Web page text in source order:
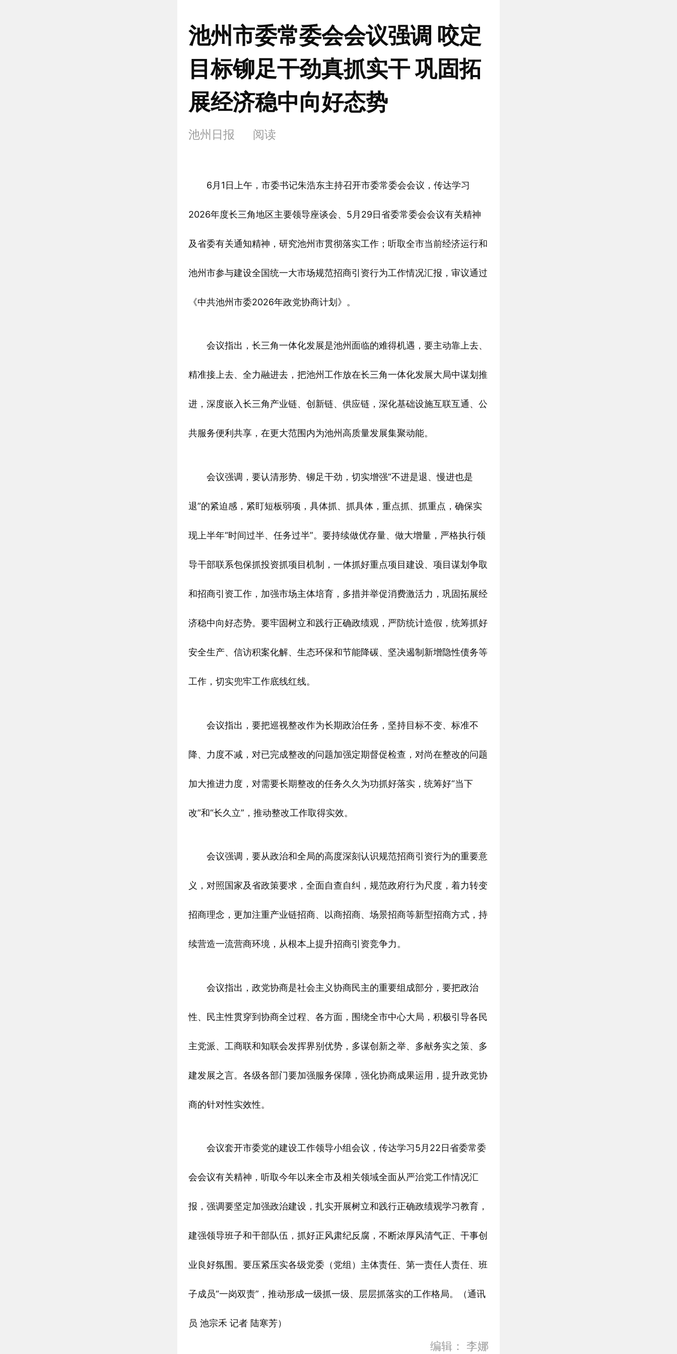
池州市委常委会会议强调 咬定
目标铆足干劲真抓实干 巩固拓
展经济稳中向好态势
池州日报 阅读
6月1日上午，市委书记朱浩东主持召开市委常委会会议，传达学习
2026年度长三角地区主要领导座谈会、5月29日省委常委会会议有关精神
及省委有关通知精神，研究池州市贯彻落实工作；听取全市当前经济运行和
池州市参与建设全国统一大市场规范招商引资行为工作情况汇报，审议通过
《中共池州市委2026年政党协商计划》。
会议指出，长三角一体化发展是池州面临的难得机遇，要主动靠上去、
精准接上去、全力融进去，把池州工作放在长三角一体化发展大局中谋划推
进，深度嵌入长三角产业链、创新链、供应链，深化基础设施互联互通、公
共服务便利共享，在更大范围内为池州高质量发展集聚动能。
会议强调，要认清形势、铆足干劲，切实增强“不进是退、慢进也是
退”的紧迫感，紧盯短板弱项，具体抓、抓具体，重点抓、抓重点，确保实
现上半年“时间过半、任务过半”。要持续做优存量、做大增量，严格执行领
导干部联系包保抓投资抓项目机制，一体抓好重点项目建设、项目谋划争取
和招商引资工作，加强市场主体培育，多措并举促消费激活力，巩固拓展经
济稳中向好态势。要牢固树立和践行正确政绩观，严防统计造假，统筹抓好
安全生产、信访积案化解、生态环保和节能降碳、坚决遏制新增隐性债务等
工作，切实兜牢工作底线红线。
会议指出，要把巡视整改作为长期政治任务，坚持目标不变、标准不
降、力度不减，对已完成整改的问题加强定期督促检查，对尚在整改的问题
加大推进力度，对需要长期整改的任务久久为功抓好落实，统筹好“当下
改”和“长久立”，推动整改工作取得实效。
会议强调，要从政治和全局的高度深刻认识规范招商引资行为的重要意
义，对照国家及省政策要求，全面自查自纠，规范政府行为尺度，着力转变
招商理念，更加注重产业链招商、以商招商、场景招商等新型招商方式，持
续营造一流营商环境，从根本上提升招商引资竞争力。
会议指出，政党协商是社会主义协商民主的重要组成部分，要把政治
性、民主性贯穿到协商全过程、各方面，围绕全市中心大局，积极引导各民
主党派、工商联和知联会发挥界别优势，多谋创新之举、多献务实之策、多
建发展之言。各级各部门要加强服务保障，强化协商成果运用，提升政党协
商的针对性实效性。
会议套开市委党的建设工作领导小组会议，传达学习5月22日省委常委
会会议有关精神，听取今年以来全市及相关领域全面从严治党工作情况汇
报，强调要坚定加强政治建设，扎实开展树立和践行正确政绩观学习教育，
建强领导班子和干部队伍，抓好正风肃纪反腐，不断浓厚风清气正、干事创
业良好氛围。要压紧压实各级党委（党组）主体责任、第一责任人责任、班
子成员“一岗双责”，推动形成一级抓一级、层层抓落实的工作格局。 （通讯
员 池宗禾 记者 陆寒芳）
编辑： 李娜